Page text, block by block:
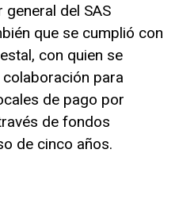
del SAS
que se cumplió con
con quien se
para
de pago por
de fondos
de cinco años.